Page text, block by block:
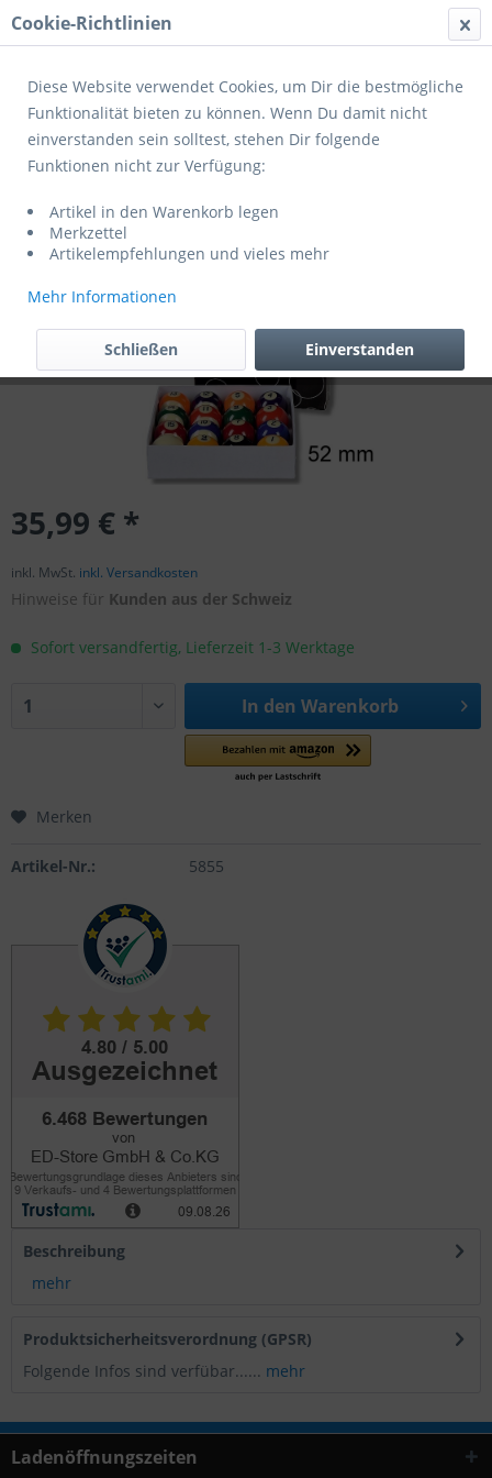
Menü
Übersicht Billard Zubehör
35,99 € *
inkl. MwSt. inkl. Versandkosten
Hinweise für Kunden aus der Schweiz
Sofort versandfertig, Lieferzeit 1-3 Werktage
In den Warenkorb
Merken
Artikel-Nr.: 5855
Beschreibung
mehr
Produktsicherheitsverordnung (GPSR)
Folgende Infos sind verfübar...... mehr
Ladenöffnungszeiten
Cookie-Richtlinien
Diese Website verwendet Cookies, um Dir die bestmögliche
Funktionalität bieten zu können. Wenn Du damit nicht
einverstanden sein solltest, stehen Dir folgende
Funktionen nicht zur Verfügung:
Artikel in den Warenkorb legen
Merkzettel
Artikelempfehlungen und vieles mehr
Mehr Informationen
Einverstanden
Schließen